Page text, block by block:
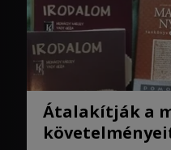
Átalakítják a